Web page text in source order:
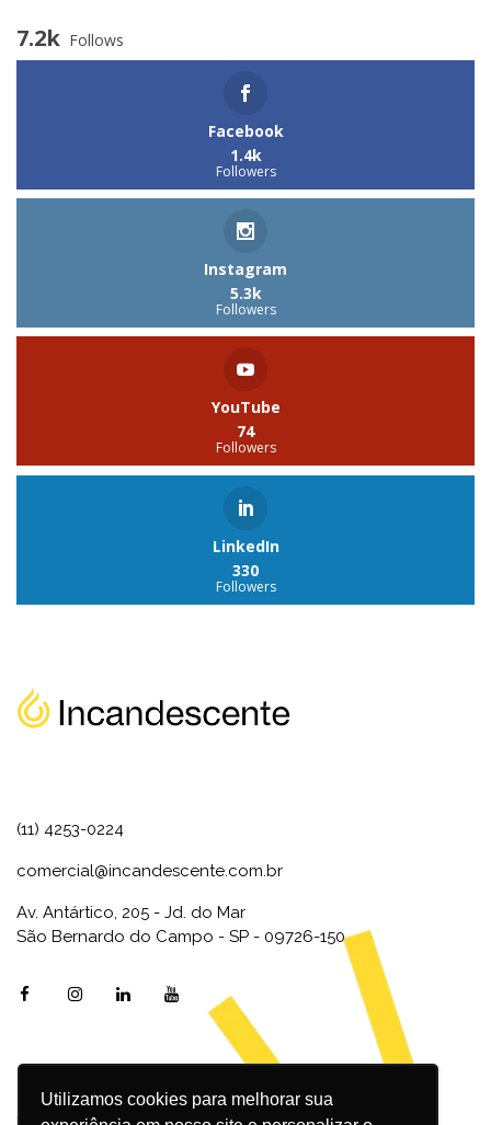
Utilizamos cookies para melhorar sua
7.2k Follows
Facebook
1.4k
Followers
Instagram
5.3k
Followers
YouTube
74
Followers
LinkedIn
330
Followers
(11) 4253-0224
comercial@incandescente.com.br
Av. Antártico, 205 - Jd. do Mar
São Bernardo do Campo - SP - 09726-150